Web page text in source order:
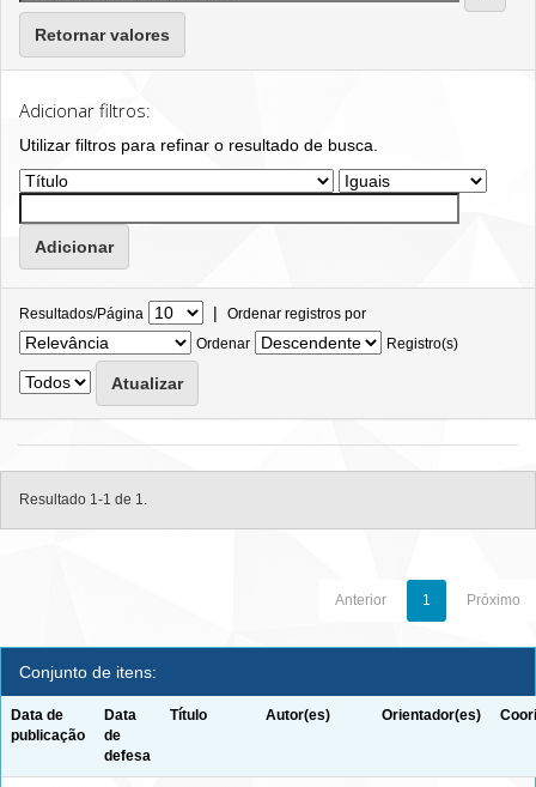
Retornar valores
Adicionar filtros:
Utilizar filtros para refinar o resultado de busca.
Resultados/Página | Ordenar registros por
Ordenar
Registro(s)
Resultado 1-1 de 1.
Anterior 1 Próximo
Conjunto de itens:
Data de
publicação
Data
de
defesa
Título Autor(es) Orientador(es)